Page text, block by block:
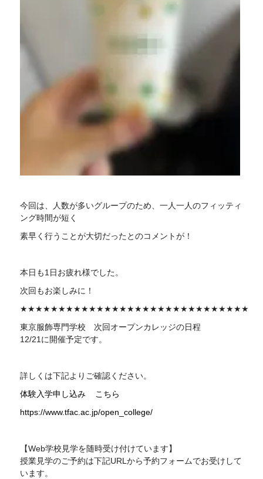
今回は、人数が多いグループのため、一人一人のフィッティ
ング時間が短く
素早く行うことが大切だったとのコメントが！
本日も1日お疲れ様でした。
次回もお楽しみに！
★★★★★★★★★★★★★★★★★★★★★★★★★★★★★★
東京服飾専門学校 次回 オープンカレッジの日程
12/21に開催予定です。
詳しくは下記よりご確認ください。
体験入学申し込み こちら
https://www.tfac.ac.jp/open_college/
【Web学校見学を随時受け付けています】
授業見学のご予約は下記URLから予約フォームでお受けして
います。